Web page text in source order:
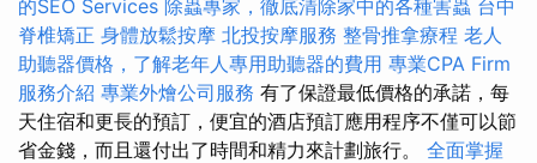
的SEO Services 除蟲專家，徹底清除家中的各種害蟲 台中
脊椎矯正 身體放鬆按摩 北投按摩服務 整骨推拿療程 老人
助聽器價格，了解老年人專用助聽器的費用 專業CPA Firm
服務介紹 專業外燴公司服務 有了保證最低價格的承諾，每
天住宿和更長的預訂，便宜的酒店預訂應用程序不僅可以節
省金錢，而且還付出了時間和精力來計劃旅行。 全面掌握